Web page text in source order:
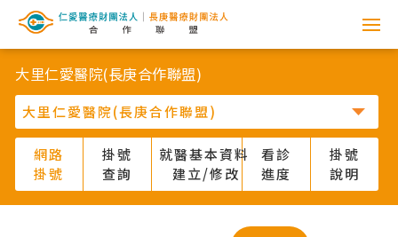
網
路
掛
號
系
大里仁愛醫院(長庚合作聯盟)
網路
掛號
掛號
查詢
就醫基本資料
建立/修改
看診
進度
掛號
說明